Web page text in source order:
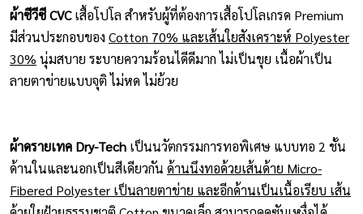
ผ้าซีวีซี CVCเสื้อโปโล สำหรับผู้ที่ต้องการเสื้อโปโลเกรด Premium
มีส่วนประกอบของ Cotton 70% และเส้นใยสังเคราะห์ Polyester
30% นุ่มสบาย ระบายความร้อนไดีดีมาก ไม่เป็นขุย เนื้อผ้าเป็น
ลายตาข่ายแบบจุติ ไม่หด ไม่ย้วย
ผ้าดรายเทค Dry-Tech เป็นนวัตกรรมการทอพิเศษ แบบทอ 2 ชั้น
ด้านในและนอกเป็นสีเดียวกัน ด้านนึงทอด้วยเส้นด้าย Micro-
Fibered Polyester เป็นลายตาข่าย และอีกด้านเป็นเนื้อเรียบ เส้น